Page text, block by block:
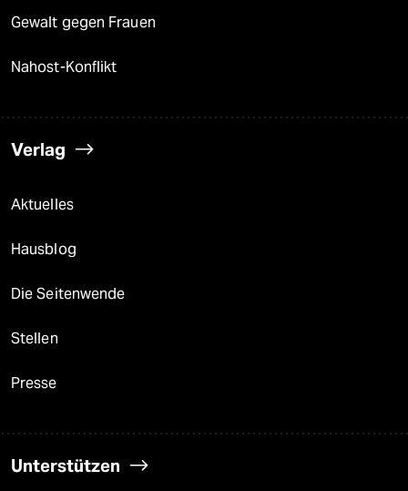
Gewalt gegen Frauen
Nahost-Konflikt
Verlag
Aktuelles
Hausblog
Die Seitenwende
Stellen
Presse
Unterstützen